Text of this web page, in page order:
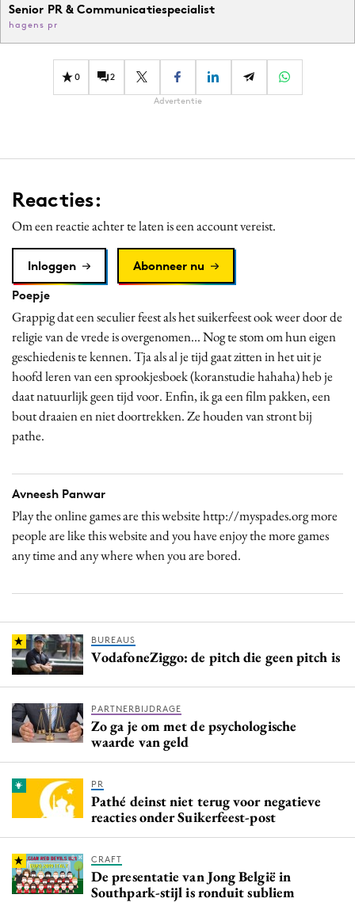
Senior PR & Communicatiespecialist
hagens pr
0 2
Advertentie
Reacties:
Om een reactie achter te laten is een account vereist.
Inloggen
Abonneer nu
Poepje
Grappig dat een seculier feest als het suikerfeest ook weer door de
religie van de vrede is overgenomen... Nog te stom om hun eigen
geschiedenis te kennen. Tja als al je tijd gaat zitten in het uit je
hoofd leren van een sprookjesboek (koranstudie hahaha) heb je
daat natuurlijk geen tijd voor. Enfin, ik ga een film pakken, een
bout draaien en niet doortrekken. Ze houden van stront bij
pathe.
Avneesh Panwar
Play the online games are this website http://myspades.org more
people are like this website and you have enjoy the more games
any time and any where when you are bored.
BUREAUS
VodafoneZiggo: de pitch die geen pitch is
PARTNERBIJDRAGE
Zo ga je om met de psychologische
waarde van geld
PR
Pathé deinst niet terug voor negatieve
reacties onder Suikerfeest-post
CRAFT
De presentatie van Jong België in
Southpark-stijl is ronduit subliem